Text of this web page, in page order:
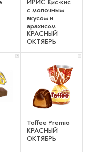
ИРИС Кис-кис
с молочным
вкусом и
арахисом
КРАСНЫЙ
ОКТЯБРЬ
x 1 x 1
Toffee Premio
КРАСНЫЙ
ОКТЯБРЬ